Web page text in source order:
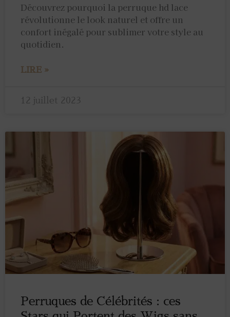
Découvrez pourquoi la perruque hd lace
révolutionne le look naturel et offre un
confort inégalé pour sublimer votre style au
quotidien.
LIRE »
12 juillet 2023
Perruques de Célébrités : ces